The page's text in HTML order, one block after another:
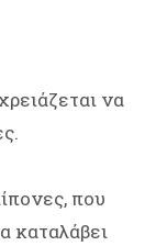
να
που
καταλάβει